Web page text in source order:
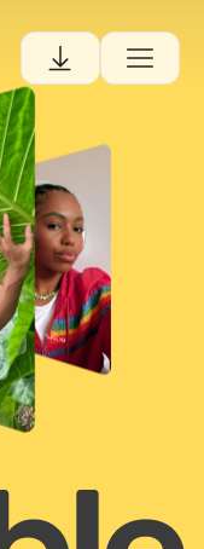
Tiana, 30